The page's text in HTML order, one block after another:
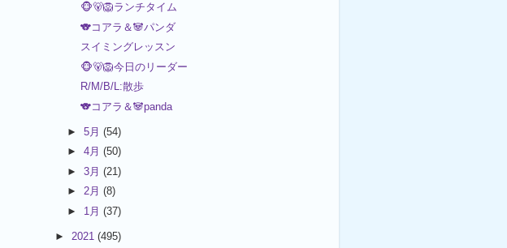
🐵🐻🦁ランチタイム
🐨コアラ＆🐼パンダ
スイミングレッスン
🐵🐻🦁今日のリーダー
R/M/B/L:散歩
🐨コアラ＆🐼panda
►5月(54)
►4月(50)
►3月(21)
►2月(8)
► 1月(37)
► 2021 (495)